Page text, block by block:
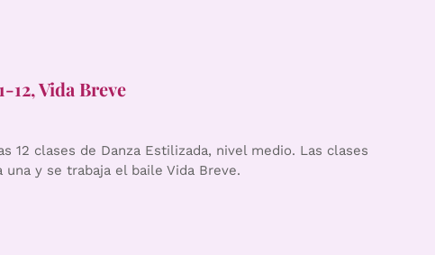
12, Vida Breve
12 clases de Danza Estilizada, nivel medio. Las clases
y se trabaja el baile Vida Breve.